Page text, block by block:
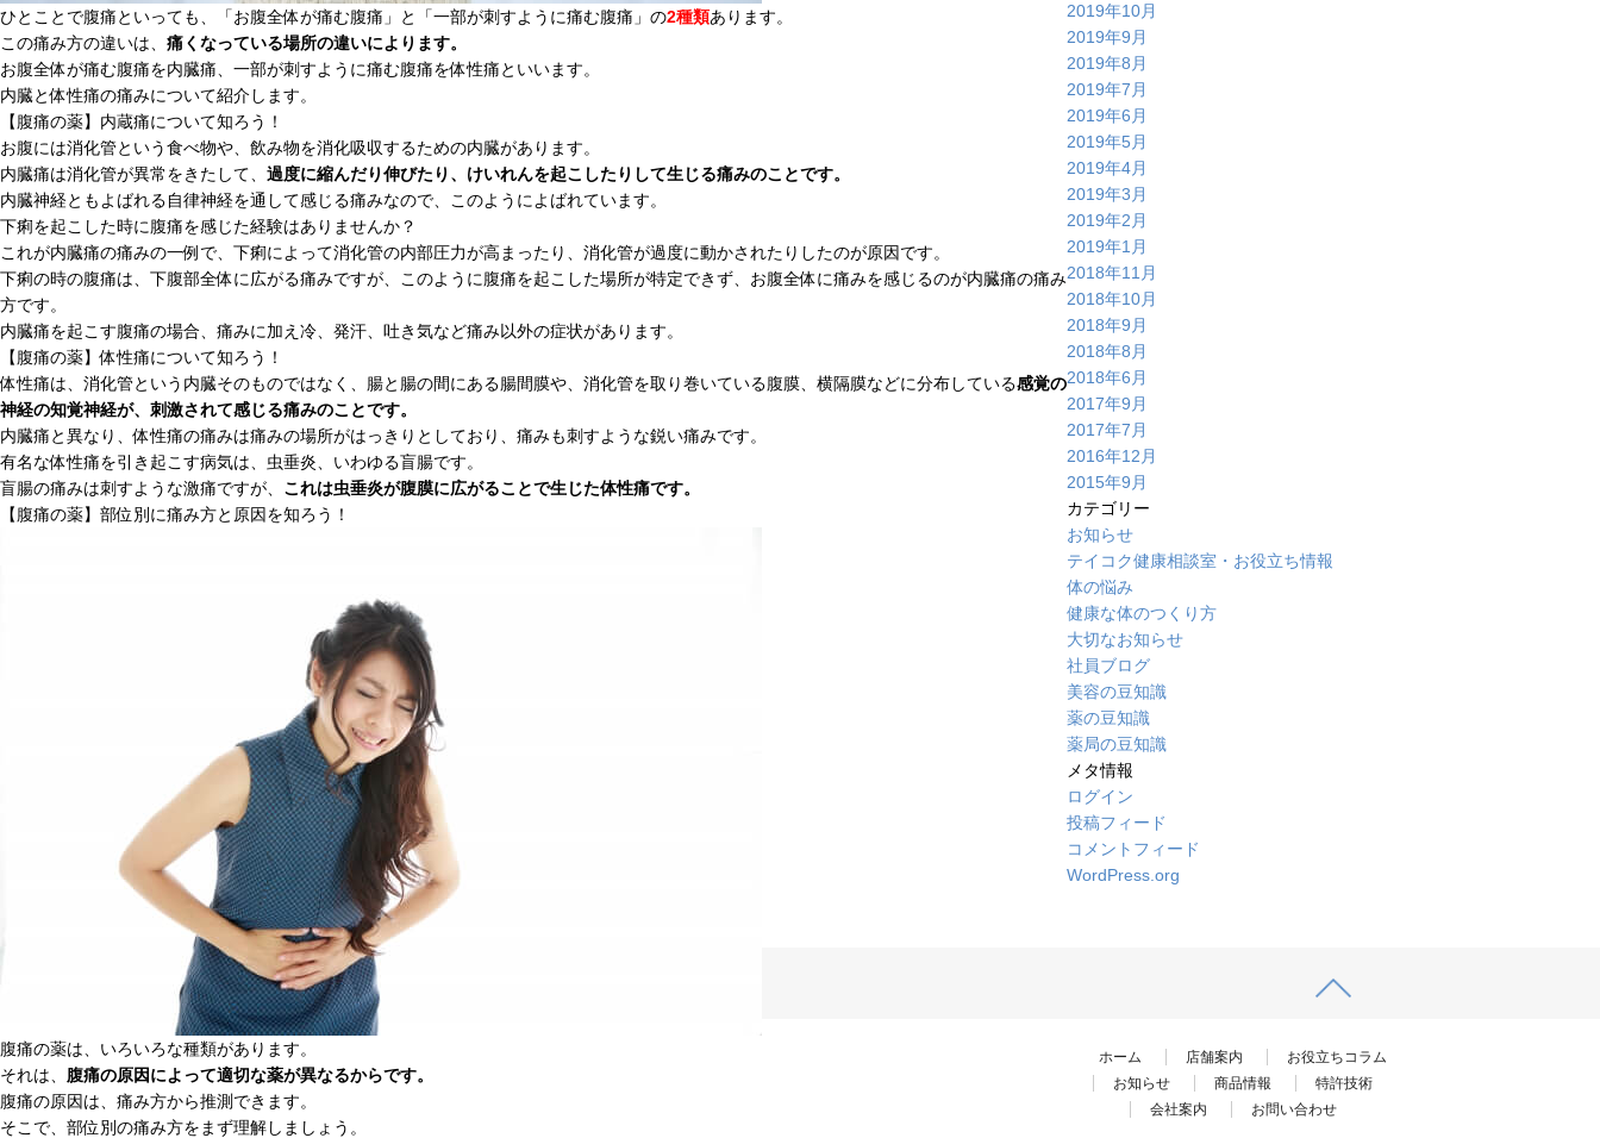
ひとことで腹痛といっても、「お腹全体が痛む腹痛」と「一部が刺すように痛む腹痛」の2種類あります。
この痛み方の違いは、 痛くなっている場所の違いによります。
お腹全体が痛む腹痛を内臓痛、一部が刺すように痛む腹痛を体性痛といいます。
内臓と体性痛の痛みについて紹介します。
【腹痛の薬】内蔵痛について知ろう！
お腹には消化管という食べ物や、飲み物を消化吸収するための内臓があります。
内臓痛は消化管が異常をきたして、 過度に縮んだり伸びたり、けいれんを起こしたりして生じる痛みのことです。
内臓神経ともよばれる自律神経を通して感じる痛みなので、このようによばれています。
下痢を起こした時に腹痛を感じた経験はありませんか？
これが内臓痛の痛みの一例で、下痢によって消化管の内部圧力が高まったり、消化管が過度に動かされたりしたのが原因です。
下痢の時の腹痛は、下腹部全体に広がる痛みですが、このように腹痛を起こした場所が特定できず、お腹全体に痛みを感じるのが内臓痛の痛み
方です。
内臓痛を起こす腹痛の場合、痛みに加え冷、発汗、吐き気など痛み以外の症状があります。
【腹痛の薬】体性痛について知ろう！
体性痛は、消化管という内臓そのものではなく、腸と腸の間にある腸間膜や、消化管を取り巻いている腹膜、横隔膜などに分布している感覚の
神経の知覚神経が、刺激されて感じる痛みのことです。
内臓痛と異なり、体性痛の痛みは痛みの場所がはっきりとしており、痛みも刺すような鋭い痛みです。
有名な体性痛を引き起こす病気は、虫垂炎、いわゆる盲腸です。
盲腸の痛みは刺すような激痛ですが、 これは虫垂炎が腹膜に広がることで生じた体性痛です。
【腹痛の薬】部位別に痛み方と原因を知ろう！
腹痛の薬は、いろいろな種類があります。
それは、 腹痛の原因によって適切な薬が異なるからです。
腹痛の原因は、痛み方から推測できます。
そこで、部位別の痛み方をまず理解しましょう。
2019年10月
2019年9月
2019年8月
2019年7月
2019年6月
2019年5月
2019年4月
2019年3月
2019年2月
2019年1月
2018年11月
2018年10月
2018年9月
2018年8月
2018年6月
2017年9月
2017年7月
2016年12月
2015年9月
カテゴリー
お知らせ
テイコク健康相談室・お役立ち情報
体の悩み
健康な体のつくり方
大切なお知らせ
社員ブログ
美容の豆知識
薬の豆知識
薬局の豆知識
メタ情報
ログイン
投稿フィード
コメントフィード
WordPress.org
ホーム 店舗案内
お役立ちコラム
お知らせ
商品情報
特許技術
会社案内
お問い合わせ